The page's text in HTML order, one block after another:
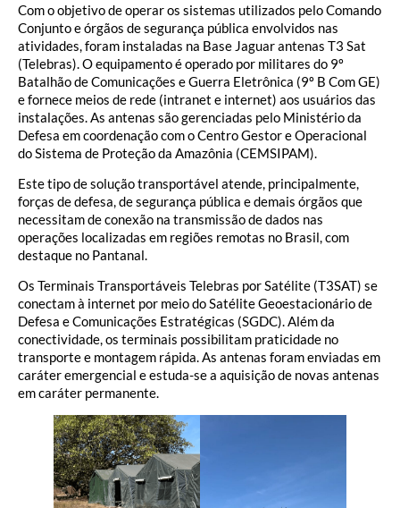
Com o objetivo de operar os sistemas utilizados pelo Comando
Conjunto e órgãos de segurança pública envolvidos nas
atividades, foram instaladas na Base Jaguar antenas T3 Sat
(Telebras). O equipamento é operado por militares do 9º
Batalhão de Comunicações e Guerra Eletrônica (9º B Com GE)
e fornece meios de rede (intranet e internet) aos usuários das
instalações. As antenas são gerenciadas pelo Ministério da
Defesa em coordenação com o Centro Gestor e Operacional
do Sistema de Proteção da Amazônia (CEMSIPAM).
Este tipo de solução transportável atende, principalmente,
forças de defesa, de segurança pública e demais órgãos que
necessitam de conexão na transmissão de dados nas
operações localizadas em regiões remotas no Brasil, com
destaque no Pantanal.
Os Terminais Transportáveis Telebras por Satélite (T3SAT) se
conectam à internet por meio do Satélite Geoestacionário de
Defesa e Comunicações Estratégicas (SGDC). Além da
conectividade, os terminais possibilitam praticidade no
transporte e montagem rápida. As antenas foram enviadas em
caráter emergencial e estuda-se a aquisição de novas antenas
em caráter permanente.